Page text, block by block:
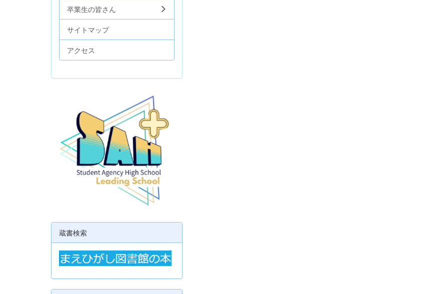
卒業生の皆さん
サイトマップ
アクセス
蔵書検索